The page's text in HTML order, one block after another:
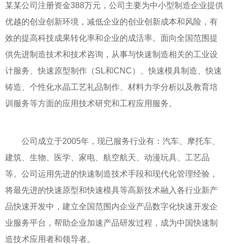
某某公司注册资金388万元，公司主要为中小型制造企业提供
优越的创业创新环境，减低企业的创业创新成本和风险，有
效的提高科技成果转化率和企业的成活率。面向全国范围提
供先进制造技术和技术咨询，从事与快速制造相关的工业设
计服务、快速原型制作（SL和CNC）、快速模具制造、快速
铸造、个性化水晶工艺礼品制作、材料力学分析以及教育培
训服务等方面的应用技术研究和工程应用服务。
公司成立于2005年，现已服务行业有：汽车、摩托车、
建筑、生物、医学、家电、航空航天、动漫玩具、工艺品
等。公司运用先进的快速制造技术手段和现代化管理经验，
将最先进的快速原型和快速模具等高新技术融入各行业新产
品快速开发中，建立全国范围内企业产品数字化快速开发企
业服务平台，帮助企业加速产品研发过程，成为中国快速制
造技术应用者和领导者。